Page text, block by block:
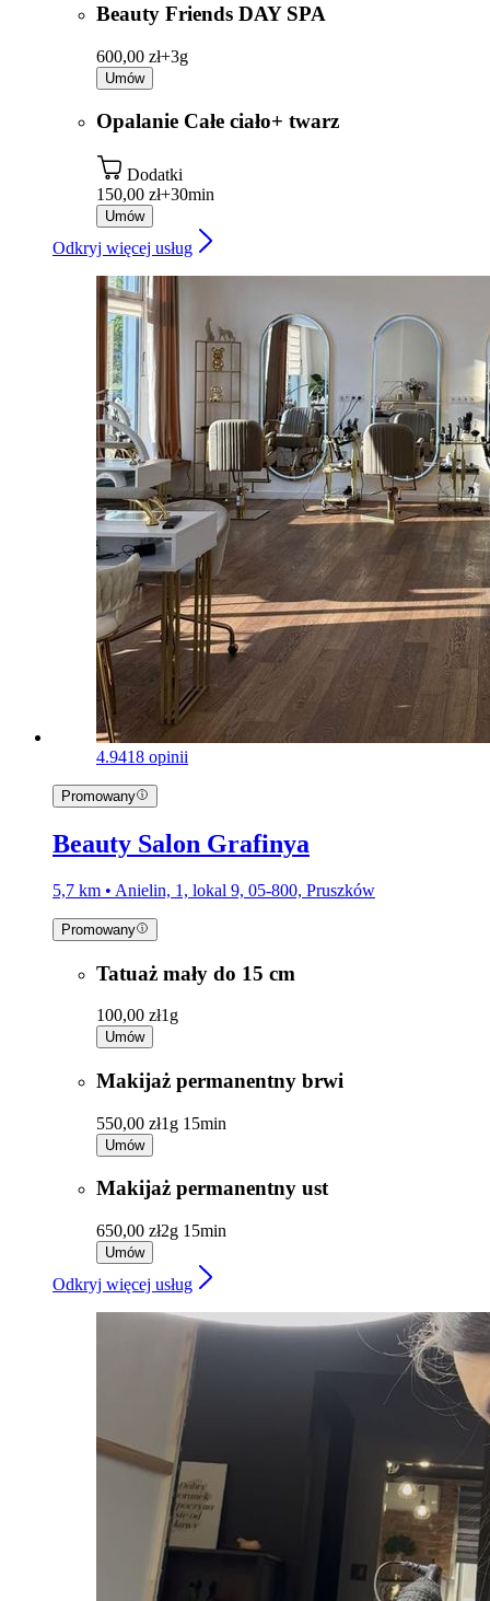
Beauty Friends DAY SPA
600,00 zł+3g
Umów
Opalanie Całe ciało+ twarz
Dodatki
150,00 zł+30min
Umów
Odkryj więcej usług
4.9418 opinii
Promowany
Beauty Salon Grafinya
5,7 km • Anielin, 1, lokal 9, 05-800, Pruszków
Promowany
Tatuaż mały do 15 cm
100,00 zł1g
Umów
Makijaż permanentny brwi
550,00 zł1g 15min
Umów
Makijaż permanentny ust
650,00 zł2g 15min
Umów
Odkryj więcej usług